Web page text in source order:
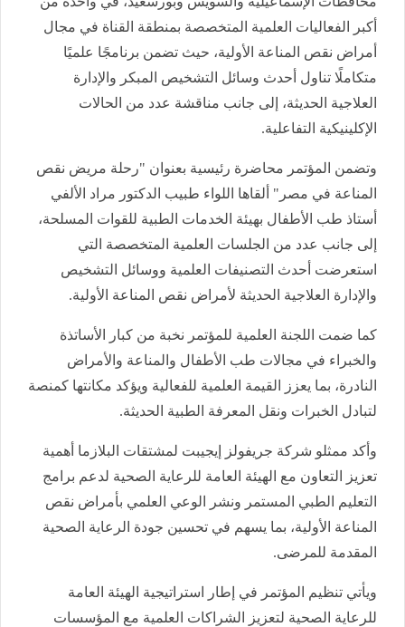
أكبر الفعاليات العلمية المتخصصة بمنطقة القناة في مجال
أمراض نقص المناعة الأولية، حيث تضمن برنامجًا علميًا
متكاملًا تناول أحدث وسائل التشخيص المبكر والإدارة
العلاجية الحديثة، إلى جانب مناقشة عدد من الحالات
الإكلينيكية التفاعلية.
وتضمن المؤتمر محاضرة رئيسية بعنوان "رحلة مريض نقص
المناعة في مصر" ألقاها اللواء طبيب الدكتور مراد الألفي
أستاذ طب الأطفال بهيئة الخدمات الطبية للقوات المسلحة،
إلى جانب عدد من الجلسات العلمية المتخصصة التي
استعرضت أحدث التصنيفات العلمية ووسائل التشخيص
والإدارة العلاجية الحديثة لأمراض نقص المناعة الأولية.
كما ضمت اللجنة العلمية للمؤتمر نخبة من كبار الأساتذة
والخبراء في مجالات طب الأطفال والمناعة والأمراض
النادرة، بما يعزز القيمة العلمية للفعالية ويؤكد مكانتها كمنصة
لتبادل الخبرات ونقل المعرفة الطبية الحديثة.
وأكد ممثلو شركة جريفولز إيجيبت لمشتقات البلازما أهمية
تعزيز التعاون مع الهيئة العامة للرعاية الصحية لدعم برامج
التعليم الطبي المستمر ونشر الوعي العلمي بأمراض نقص
المناعة الأولية، بما يسهم في تحسين جودة الرعاية الصحية
المقدمة للمرضى.
ويأتي تنظيم المؤتمر في إطار استراتيجية الهيئة العامة
للرعاية الصحية لتعزيز الشراكات العلمية مع المؤسسات